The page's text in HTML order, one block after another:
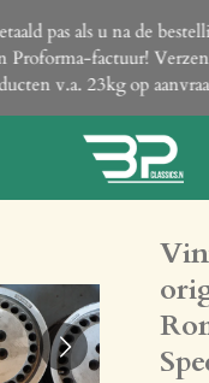
pas als u na de
Proforma-factuur!
v.a. 23kg op